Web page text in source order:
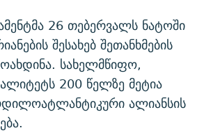
26 თებერვალს ნატოში
შესახებ შეთანხმების
სახელმწიფო,
200 წელზე მეტია
ალიანსის